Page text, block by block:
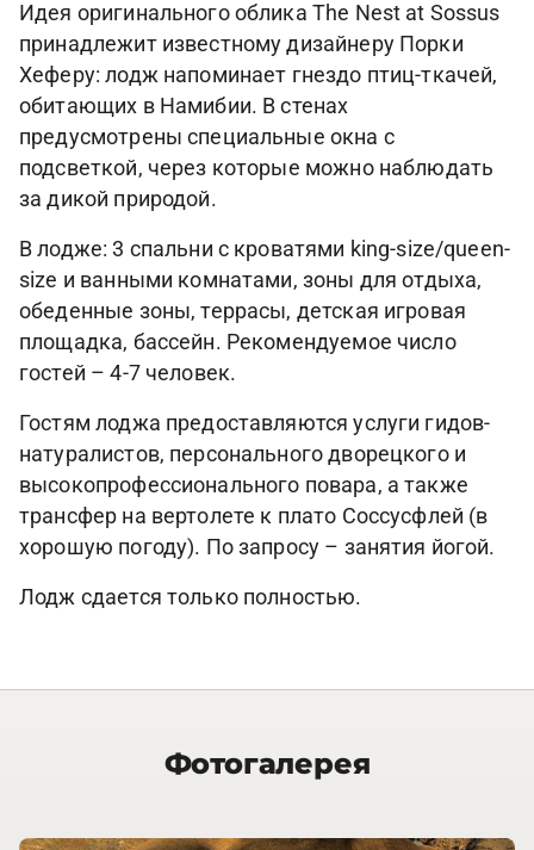
Идея оригинального облика The Nest at Sossus
принадлежит известному дизайнеру Порки
Хеферу: лодж напоминает гнездо птиц-ткачей,
обитающих в Намибии. В стенах
предусмотрены специальные окна с
подсветкой, через которые можно наблюдать
за дикой природой.
В лодже: 3 спальни с кроватями king-size/queen-
size и ванными комнатами, зоны для отдыха,
обеденные зоны, террасы, детская игровая
площадка, бассейн. Рекомендуемое число
гостей – 4-7 человек.
Гостям лоджа предоставляются услуги гидов-
натуралистов, персонального дворецкого и
высокопрофессионального повара, а также
трансфер на вертолете к плато Соссусфлей (в
хорошую погоду). По запросу – занятия йогой.
Лодж сдается только полностью.
Фотогалерея